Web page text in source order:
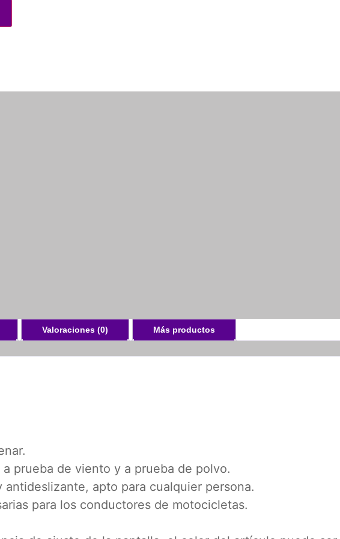
Valoraciones (0) Más productos
prueba de viento y a prueba de polvo.
antideslizante, apto para cualquier persona.
para los conductores de motocicletas.